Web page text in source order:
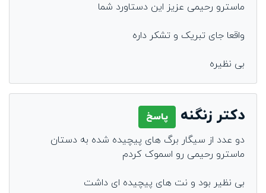
ماسترو رحیمی عزیز این دستاورد شما
واقعا جای تبریک و تشکر داره
بی نظیره
دکتر زنگنه
پاسخ
دو عدد از سیگار برگ های پیچیده شده به دستان
ماسترو رحیمی رو اسموک کردم
بی نظیر بود و نت های پیچیده ای داشت